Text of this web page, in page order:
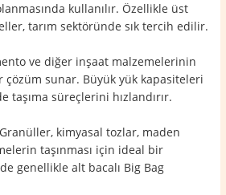
kullanılır. Özellikle üst
tarım sektöründe sık tercih edilir.
ve diğer inşaat malzemelerinin
çözüm sunar. Büyük yük kapasiteleri
taşıma süreçlerini hızlandırır.
kimyasal tozlar, maden
taşınması için ideal bir
genellikle alt bacalı Big Bag